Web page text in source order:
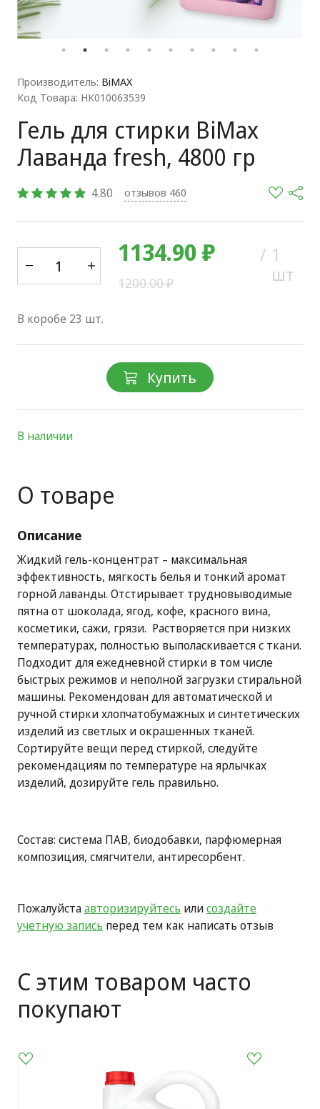
Производитель: BiMAX
Код Товара: НК010063539
Гель для стирки BiMax
Лаванда fresh, 4800 гр
4.80 отзывов 460
1134.90 ₽
1200.00 ₽
/ 1
шт
В коробе 23 шт.
Купить
В наличии
О товаре
Описание
Жидкий гель-концентрат – максимальная
эффективность, мягкость белья и тонкий аромат
горной лаванды. Отстирывает трудновыводимые
пятна от шоколада, ягод, кофе, красного вина,
косметики, сажи, грязи. Растворяется при низких
температурах, полностью выполаскивается с ткани.
Подходит для ежедневной стирки в том числе
быстрых режимов и неполной загрузки стиральной
машины. Рекомендован для автоматической и
ручной стирки хлопчатобумажных и синтетических
изделий из светлых и окрашенных тканей.
Сортируйте вещи перед стиркой, следуйте
рекомендациям по температуре на ярлычках
изделий, дозируйте гель правильно.
Состав: система ПАВ, биодобавки, парфюмерная
композиция, смягчители, антиресорбент.
Пожалуйстаавторизируйтесь илисоздайте
учетную запись перед тем как написать отзыв
С этим товаром часто
покупают